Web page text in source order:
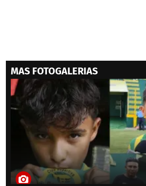
MAS FOTOGALERIAS